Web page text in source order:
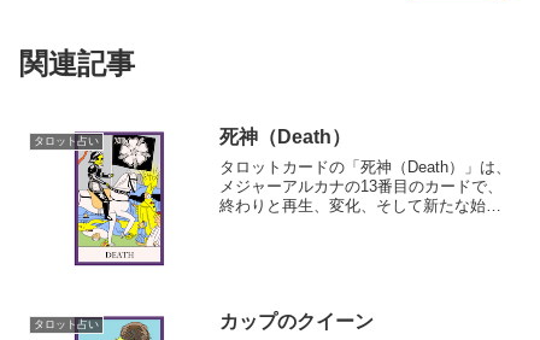
関連記事
タロット占い 死神（Death）
タロットカードの「死神（Death）」は、
メジャーアルカナの13番目のカードで、
終わりと再生、変化、そして新たな始ま
タロット占い カップのクイーン